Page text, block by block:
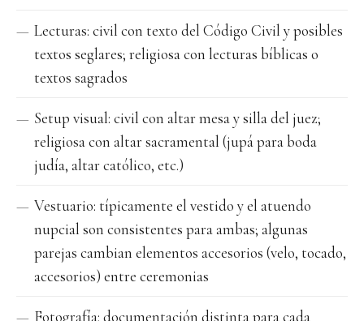
Lecturas: civil con texto del Código Civil y posibles
textos seglares; religiosa con lecturas bíblicas o
textos sagrados
Setup visual: civil con altar mesa y silla del juez;
religiosa con altar sacramental (jupá para boda
judía, altar católico, etc.)
Vestuario: típicamente el vestido y el atuendo
nupcial son consistentes para ambas; algunas
parejas cambian elementos accesorios (velo, tocado,
accesorios) entre ceremonias
Fotografía: documentación distinta para cada